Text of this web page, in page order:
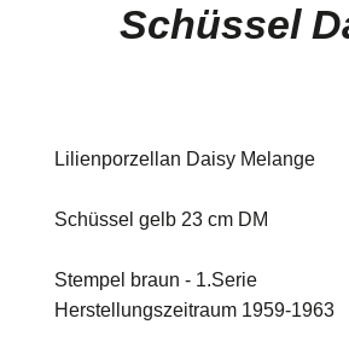
Schüssel
Lilienporzellan Daisy Melange
Schüssel gelb 23 cm DM
Stempel braun - 1.Serie
Herstellungszeitraum 1959-1963